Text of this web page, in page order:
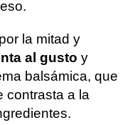
la mitad y
al gusto y
balsámica, que
contrasta a la